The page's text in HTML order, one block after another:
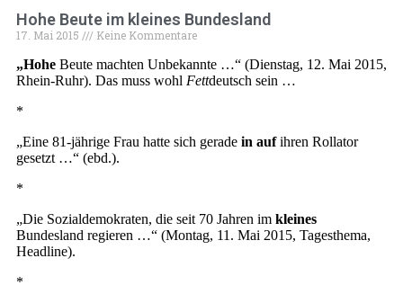
Hohe Beute im kleines Bundesland
17. Mai 2015 Keine Kommentare
„Hohe Beute machten Unbekannte …“ (Dienstag, 12. Mai 2015,
Rhein-Ruhr). Das muss wohl Fettdeutsch sein …
*
„Eine 81-jährige Frau hatte sich gerade in aufihren Rollator
gesetzt …“ (ebd.).
*
„Die Sozialdemokraten, die seit 70 Jahren im kleines
Bundesland regieren …“ (Montag, 11. Mai 2015, Tagesthema,
Headline).
*